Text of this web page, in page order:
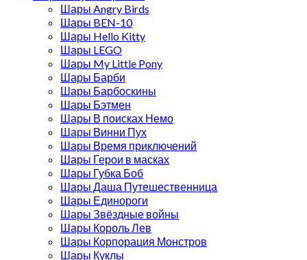
Шары Angry Birds
Шары BEN-10
Шары Hello Kitty
Шары LEGO
Шары My Little Pony
Шары Барби
Шары Барбоскины
Шары Бэтмен
Шары В поисках Немо
Шары Винни Пух
Шары Время приключений
Шары Герои в масках
Шары Губка Боб
Шары Даша Путешественница
Шары Единороги
Шары Звёздные войны
Шары Король Лев
Шары Корпорация Монстров
Шары Куклы